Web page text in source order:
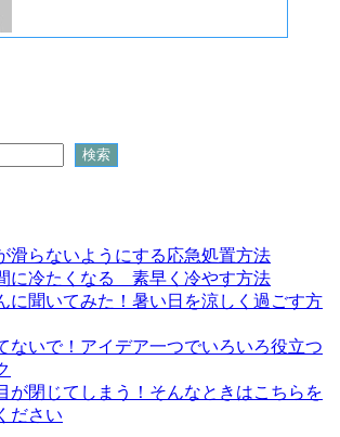
検索
滑らないようにする応急処置方法
に冷たくなる 素早く冷やす方法
に聞いてみた！暑い日を涼しく過ごす方
ないで！アイデア一つでいろいろ役立つ
が閉じてしまう！そんなときはこちらを
ださい